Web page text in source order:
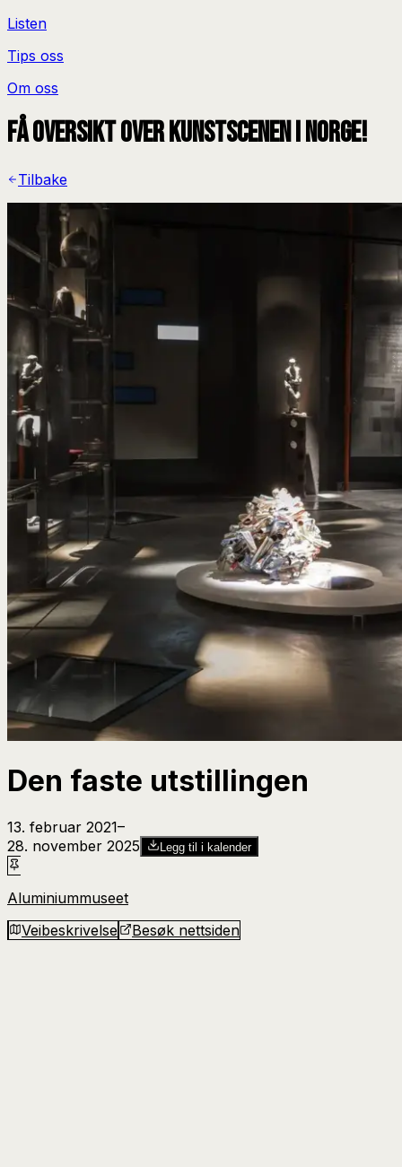
Listen
Tips oss
Om oss
Få oversikt over kunstscenen i Norge!
Tilbake
Den faste utstillingen
13. februar 2021–​
28. november 2025
Legg til i kalender
Aluminiummuseet
Veibeskrivelse
Besøk nettsiden